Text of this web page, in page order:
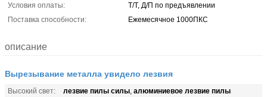
Условия оплаты:
Т/Т, Д/П по предъявлении
Поставка способности:
Ежемесячное 1000ПКС
описание
Вырезывание металла увидело лезвия
Высокий свет: лезвие пилы силы, алюминиевое лезвие пилы